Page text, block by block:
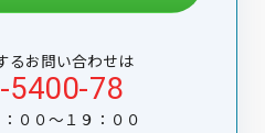
るお問い合わせは
5400-78
００〜１９：００